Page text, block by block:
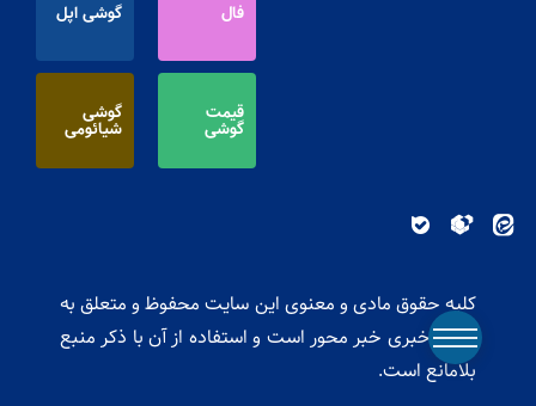
فال گوشی اپل
قیمت
گوشی
گوشی
شیائومی
کلیه حقوق مادی و معنوی این سایت محفوظ و متعلق به
پایگاه خبری خبر محور است و استفاده از آن با ذکر منبع
بلامانع است.